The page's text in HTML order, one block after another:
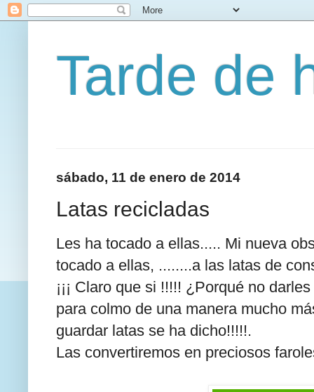
Tarde de
sábado, 11 de enero de 2014
Latas recicladas
Les ha tocado a ellas..... Mi nueva
tocado a ellas, ........a las latas de
¡¡¡ Claro que si !!!!! ¿Porqué no
para colmo de una manera mucho
guardar latas se ha dicho!!!!!.
Las convertiremos en preciosos